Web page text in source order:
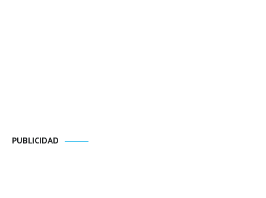
PUBLICIDAD